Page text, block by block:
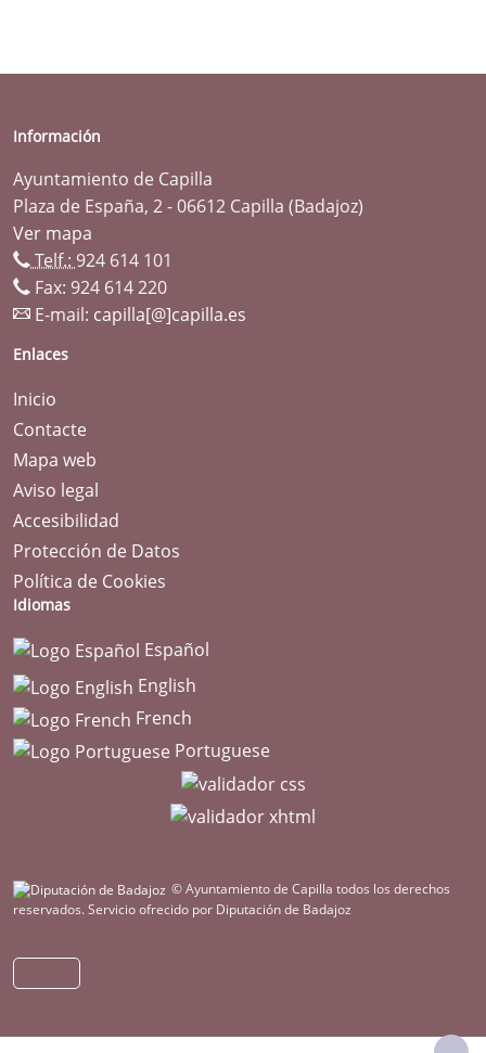
Información
Ayuntamiento de Capilla
Plaza de España, 2 - 06612 Capilla (Badajoz)
Ver mapa
Telf.: 924 614 101
Fax: 924 614 220
E-mail: capilla[@]capilla.es
Enlaces
Inicio
Contacte
Mapa web
Aviso legal
Accesibilidad
Protección de Datos
Política de Cookies
Idiomas
Español
English
French
Portuguese
© Ayuntamiento de Capilla todos los derechos
reservados.Servicio ofrecido por Diputación de Badajoz